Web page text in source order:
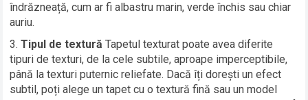
îndrăzneață, cum ar fi albastru marin, verde închis sau chiar
auriu.
Tipul de textură Tapetul texturat poate avea diferite
tipuri de texturi, de la cele subtile, aproape imperceptibile,
până la texturi puternic reliefate. Dacă îți dorești un efect
subtil, poți alege un tapet cu o textură fină sau un model